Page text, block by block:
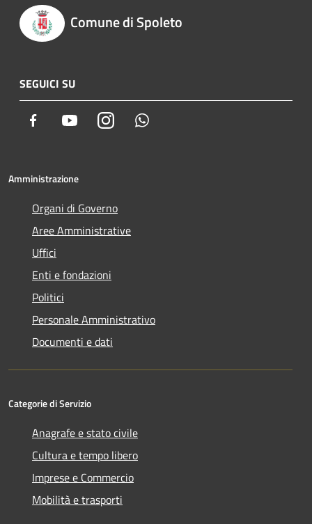
Comune di Spoleto
SEGUICI SU
Facebook YoutubeInstagram
Amministrazione
Organi di Governo
Aree Amministrative
Uffici
Enti e fondazioni
Politici
Personale Amministrativo
Documenti e dati
Categorie di Servizio
Anagrafe e stato civile
Cultura e tempo libero
Imprese e Commercio
Mobilità e trasporti